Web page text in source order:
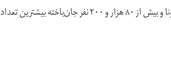
آمریکا با بیش از یک میلیون و ۳۴۶ هزار نفر مبتلا به کرونا و بیش از ۸۰ هزار